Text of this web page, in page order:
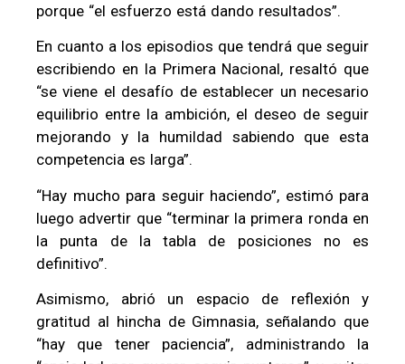
porque “el esfuerzo está dando resultados”.
En cuanto a los episodios que tendrá que seguir
escribiendo en la Primera Nacional, resaltó que
“se viene el desafío de establecer un necesario
equilibrio entre la ambición, el deseo de seguir
mejorando y la humildad sabiendo que esta
competencia es larga”.
“Hay mucho para seguir haciendo”, estimó para
luego advertir que “terminar la primera ronda en
la punta de la tabla de posiciones no es
definitivo”.
Asimismo, abrió un espacio de reflexión y
gratitud al hincha de Gimnasia, señalando que
“hay que tener paciencia”, administrando la